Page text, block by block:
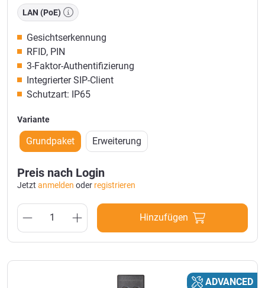
LAN (PoE)
Gesichtserkennung
RFID, PIN
3-Faktor-Authentifizierung
Integrierter SIP-Client
Schutzart: IP65
Variante
Grundpaket Erweiterung
Preis nach Login
Jetzt anmelden oder registrieren
Hinzufügen
ADVANCED